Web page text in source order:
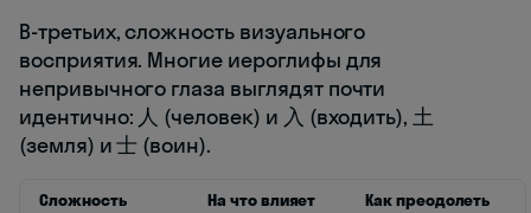
В-третьих, сложность визуального
восприятия. Многие иероглифы для
непривычного глаза выглядят почти
идентично: 人 (человек) и 入 (входить), 土
(земля) и 士 (воин).
Сложность На что влияет
Как преодолеть